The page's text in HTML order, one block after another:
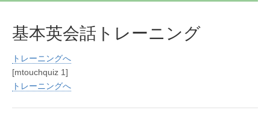
旅
行
英
会
基本英会話トレーニング
トレーニングへ
[mtouchquiz 1]
トレーニングへ